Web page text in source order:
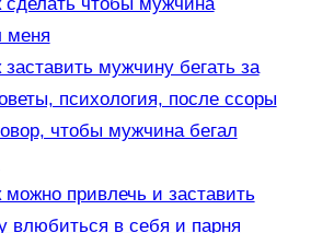
меня
мужчину бегать за
психология, после ссоры
чтобы мужчина бегал
привлечь и заставить
влюбиться в себя и парня